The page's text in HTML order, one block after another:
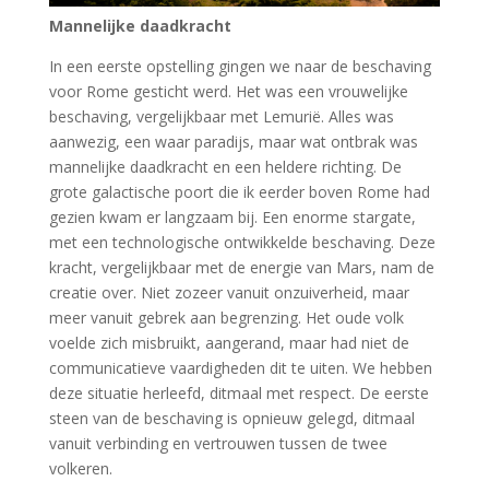
Mannelijke daadkracht
In een eerste opstelling gingen we naar de beschaving
voor Rome gesticht werd. Het was een vrouwelijke
beschaving, vergelijkbaar met Lemurië. Alles was
aanwezig, een waar paradijs, maar wat ontbrak was
mannelijke daadkracht en een heldere richting. De
grote galactische poort die ik eerder boven Rome had
gezien kwam er langzaam bij. Een enorme stargate,
met een technologische ontwikkelde beschaving. Deze
kracht, vergelijkbaar met de energie van Mars, nam de
creatie over. Niet zozeer vanuit onzuiverheid, maar
meer vanuit gebrek aan begrenzing. Het oude volk
voelde zich misbruikt, aangerand, maar had niet de
communicatieve vaardigheden dit te uiten. We hebben
deze situatie herleefd, ditmaal met respect. De eerste
steen van de beschaving is opnieuw gelegd, ditmaal
vanuit verbinding en vertrouwen tussen de twee
volkeren.